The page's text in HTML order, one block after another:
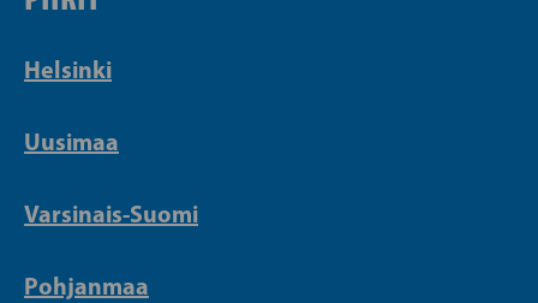
Helsinki
Uusimaa
Varsinais-Suomi
Pohjanmaa